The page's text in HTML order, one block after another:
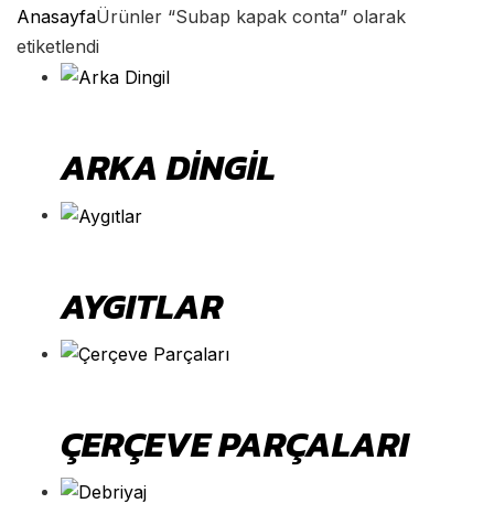
AnasayfaÜrünler “Subap kapak conta” olarak
etiketlendi
ARKA DINGIL
AYGITLAR
ÇERÇEVE PARÇALARI